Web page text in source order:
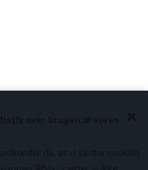
over brugen af vores
du, at vi sætter cookies